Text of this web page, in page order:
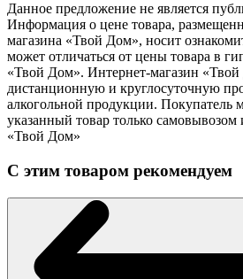
Данное предложение не является
Информация о цене товара,
магазина «Твой Дом», носит
может отличаться от цены товара в
«Твой Дом». Интернет-магазин
дистанционную и круглосуточную
алкогольной продукции. Покупатель
указанный товар только самовывозом
«Твой Дом»
С этим товаром рекомендуем